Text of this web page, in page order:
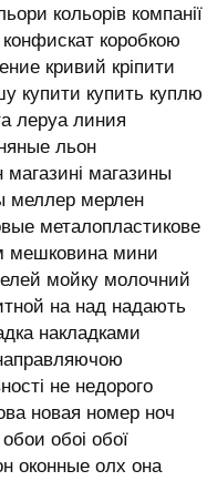
кольорів компанії
конфискат коробкою
кривий кріпити
купити купить куплю
леруа линия
льон
магазины
меллер мерлен
металопластикове
мешковина мини
мойку молочний
на над надають
накладками
не недорого
новая номер ноч
обоі обої
оконные олх она